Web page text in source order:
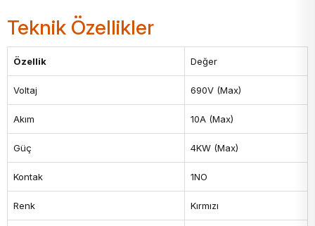
Teknik Özellikler
Özellik Değer
Voltaj 690V (Max)
Akım 10A (Max)
Güç 4KW (Max)
Kontak 1NO
Renk Kırmızı